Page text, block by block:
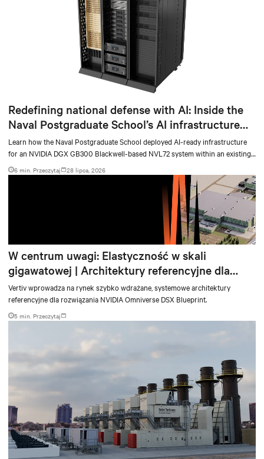
Redefining national defense with AI: Inside the
Naval Postgraduate School’s AI infrastructure
deployment
Learn how the Naval Postgraduate School deployed AI-ready infrastructure
for an NVIDIA DGX GB300 Blackwell-based NVL72 system within an existing
facility, creating a repeatable model for high-density, liquid-cooled AI
environments.
6 min. Przeczytaj 28 lipca, 2026
W centrum uwagi: Elastyczność w skali
gigawatowej | Architektury referencyjne dla
NVIDIA DSX Blueprint
Vertiv wprowadza na rynek szybko wdrażane, systemowe architektury
referencyjne dla rozwiązania NVIDIA Omniverse DSX Blueprint.
5 min. Przeczytaj